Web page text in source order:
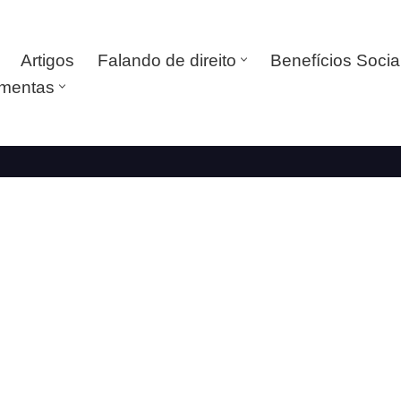
Artigos Falando de direito Benefícios